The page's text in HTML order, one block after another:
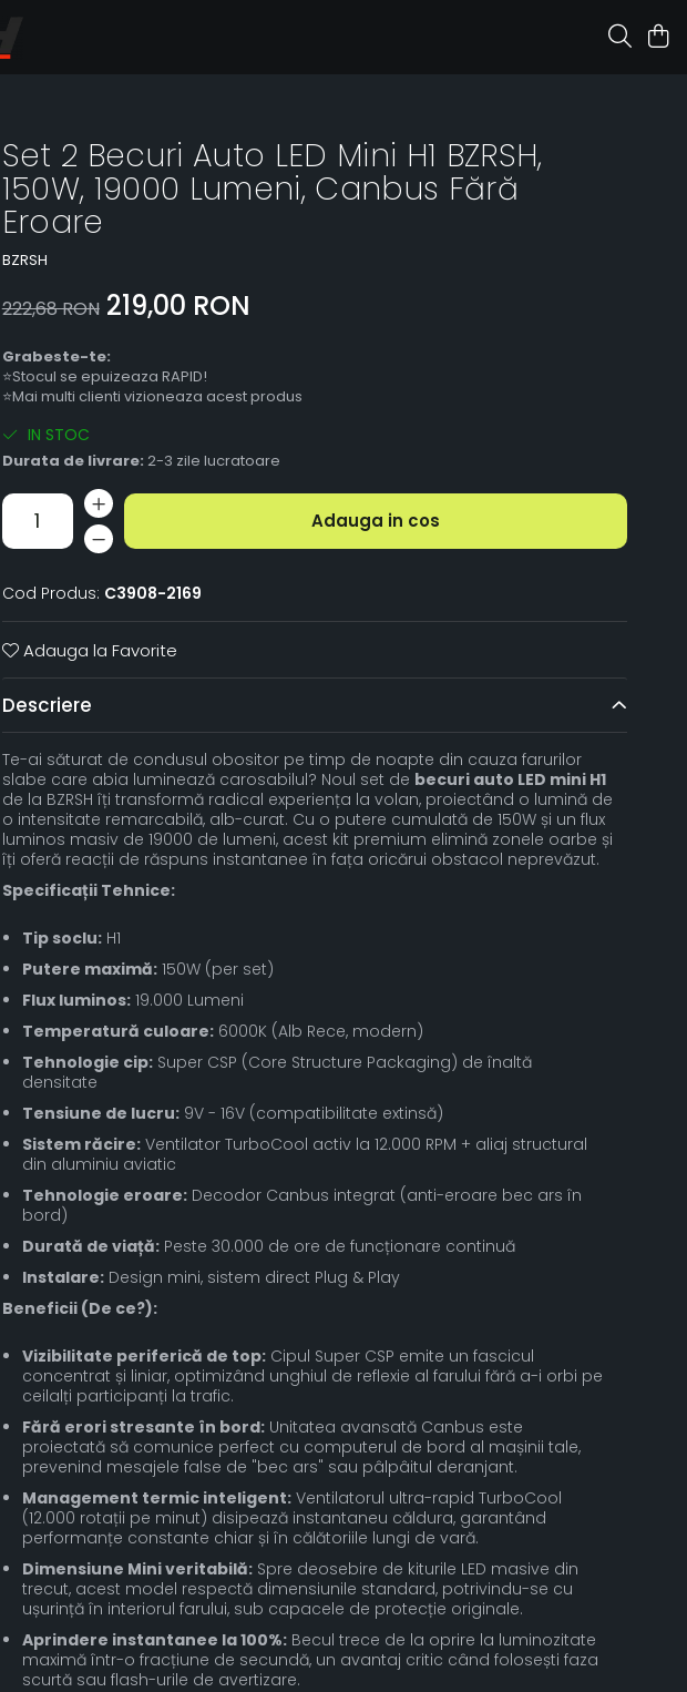
Set 2 Becuri Auto LED Mini H1 BZRSH,
150W, 19000 Lumeni, Canbus Fără
Eroare
BZRSH
222,68 RON 219,00 RON
Grabeste-te:
⭐Stocul se epuizeaza RAPID!
⭐Mai multi clienti vizioneaza acest produs
IN STOC
Durata de livrare: 2-3 zile lucratoare
Adauga in cos
Cod Produs: C3908-2169
Adauga la Favorite
Descriere
Te-ai săturat de condusul obositor pe timp de noapte din cauza farurilor
slabe care abia luminează carosabilul? Noul set de becuri auto LED mini H1
de la BZRSH îți transformă radical experiența la volan, proiectând o lumină de
o intensitate remarcabilă, alb-curat. Cu o putere cumulată de 150W și un flux
luminos masiv de 19000 de lumeni, acest kit premium elimină zonele oarbe și
îți oferă reacții de răspuns instantanee în fața oricărui obstacol neprevăzut.
Specificații Tehnice:
Tip soclu:H1
Putere maximă:150W (per set)
Flux luminos:19.000 Lumeni
Temperatură culoare:6000K (Alb Rece, modern)
Tehnologie cip:Super CSP (Core Structure Packaging) de înaltă
densitate
Tensiune de lucru:9V - 16V (compatibilitate extinsă)
Sistem răcire:Ventilator TurboCool activ la 12.000 RPM + aliaj structural
din aluminiu aviatic
Tehnologie eroare:Decodor Canbus integrat (anti-eroare bec ars în
bord)
Durată de viață:Peste 30.000 de ore de funcționare continuă
Instalare:Design mini, sistem direct Plug & Play
Beneficii (De ce?):
Vizibilitate periferică de top:Cipul Super CSP emite un fascicul
concentrat și liniar, optimizând unghiul de reflexie al farului fără a-i orbi pe
ceilalți participanți la trafic.
Fără erori stresante în bord:Unitatea avansată Canbus este
proiectată să comunice perfect cu computerul de bord al mașinii tale,
prevenind mesajele false de "bec ars" sau pâlpâitul deranjant.
Management termic inteligent:Ventilatorul ultra-rapid TurboCool
(12.000 rotații pe minut) disipează instantaneu căldura, garantând
performanțe constante chiar și în călătoriile lungi de vară.
Dimensiune Mini veritabilă:Spre deosebire de kiturile LED masive din
trecut, acest model respectă dimensiunile standard, potrivindu-se cu
ușurință în interiorul farului, sub capacele de protecție originale.
Aprindere instantanee la 100%:Becul trece de la oprire la luminozitate
maximă într-o fracțiune de secundă, un avantaj critic când folosești faza
scurtă sau flash-urile de avertizare.